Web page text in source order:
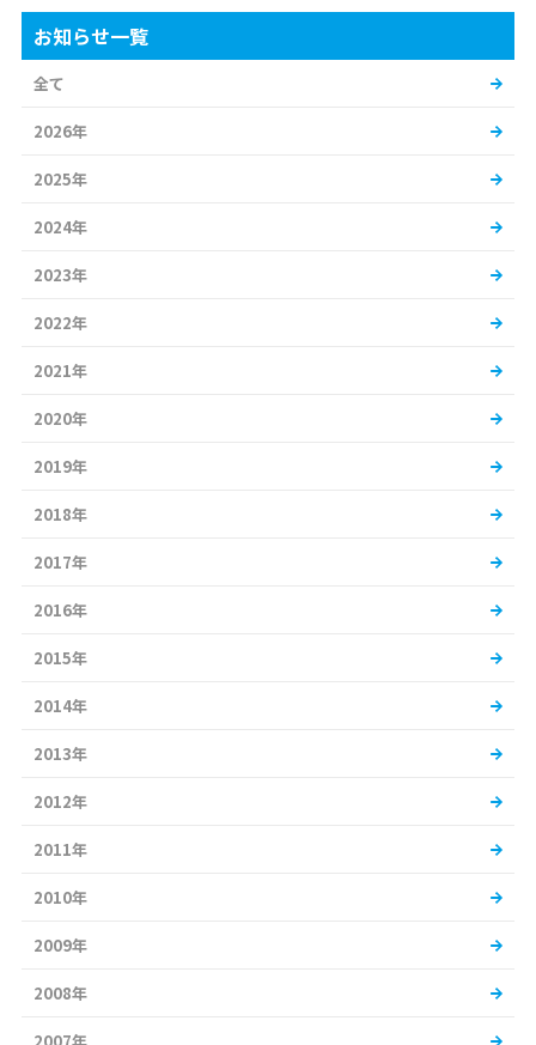
お知らせ一覧
全て
2026年
2025年
2024年
2023年
2022年
2021年
2020年
2019年
2018年
2017年
2016年
2015年
2014年
2013年
2012年
2011年
2010年
2009年
2008年